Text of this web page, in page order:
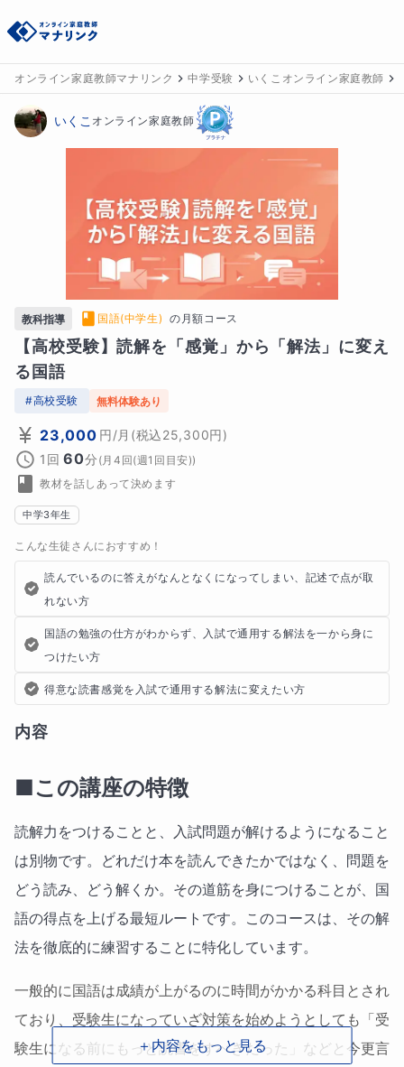
オンライン家庭教師マナリンク 中学受験 いくこオンライン家庭教師
いくこ オンライン家庭教師
教科指導 国語(中学生) の 月額コース
【高校受験】読解を「感覚」から「解法」に変え
る国語
#高校受験 無料体験あり
23,000 円/月 (税込25,300円)
1回 60分 (月4回(週1回目安))
教材を話しあって決めます
中学3年生
こんな生徒さんにおすすめ！
読んでいるのに答えがなんとなくになってしまい、記述で点が取
れない方
国語の勉強の仕方がわからず、入試で通用する解法を一から身に
つけたい方
得意な読書感覚を入試で通用する解法に変えたい方
内容
■この講座の特徴
読解力をつけることと、入試問題が解けるようになること
は別物です。どれだけ本を読んできたかではなく、問題を
どう読み、どう解くか。その道筋を身につけることが、国
語の得点を上げる最短ルートです。このコースは、その解
法を徹底的に練習することに特化しています。
一般的に国語は成績が上がるのに時間がかかる科目とされ
ており、受験生になっていざ対策を始めようとしても「受
験生になる前にもっと読書をすべきだった」などと今更言
＋内容をもっと見る